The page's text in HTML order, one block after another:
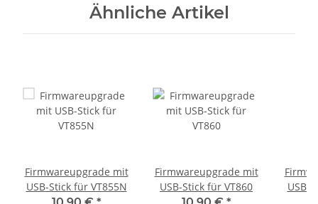
Ähnliche Artikel
Firmwareupgrade mit
USB-Stick für VT855N
Firmwareupgrade mit
USB-Stick für VT860
USB-